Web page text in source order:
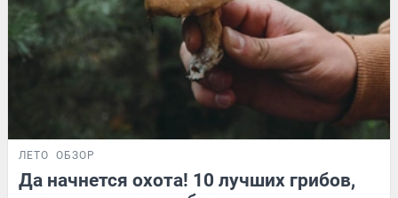
ЛЕТО ОБЗОР
Да начнется охота! 10 лучших грибов,